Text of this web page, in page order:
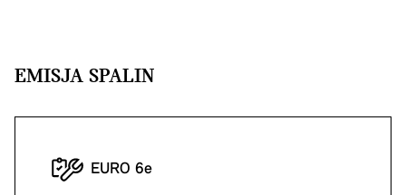
EMISJA SPALIN
EURO 6e